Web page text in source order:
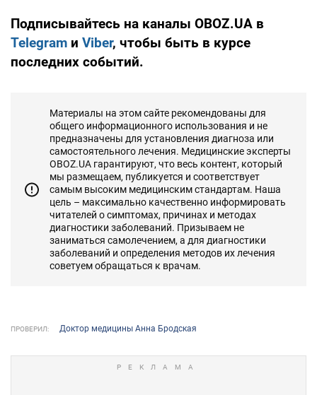
Подписывайтесь на каналы OBOZ.UA в
Telegram и Viber, чтобы быть в курсе
последних событий.
Материалы на этом сайте рекомендованы для
общего информационного использования и не
предназначены для установления диагноза или
самостоятельного лечения. Медицинские эксперты
OBOZ.UA гарантируют, что весь контент, который
мы размещаем, публикуется и соответствует
самым высоким медицинским стандартам. Наша
цель – максимально качественно информировать
читателей о симптомах, причинах и методах
диагностики заболеваний. Призываем не
заниматься самолечением, а для диагностики
заболеваний и определения методов их лечения
советуем обращаться к врачам.
ПРОВЕРИЛ: Доктор медицины Анна Бродская